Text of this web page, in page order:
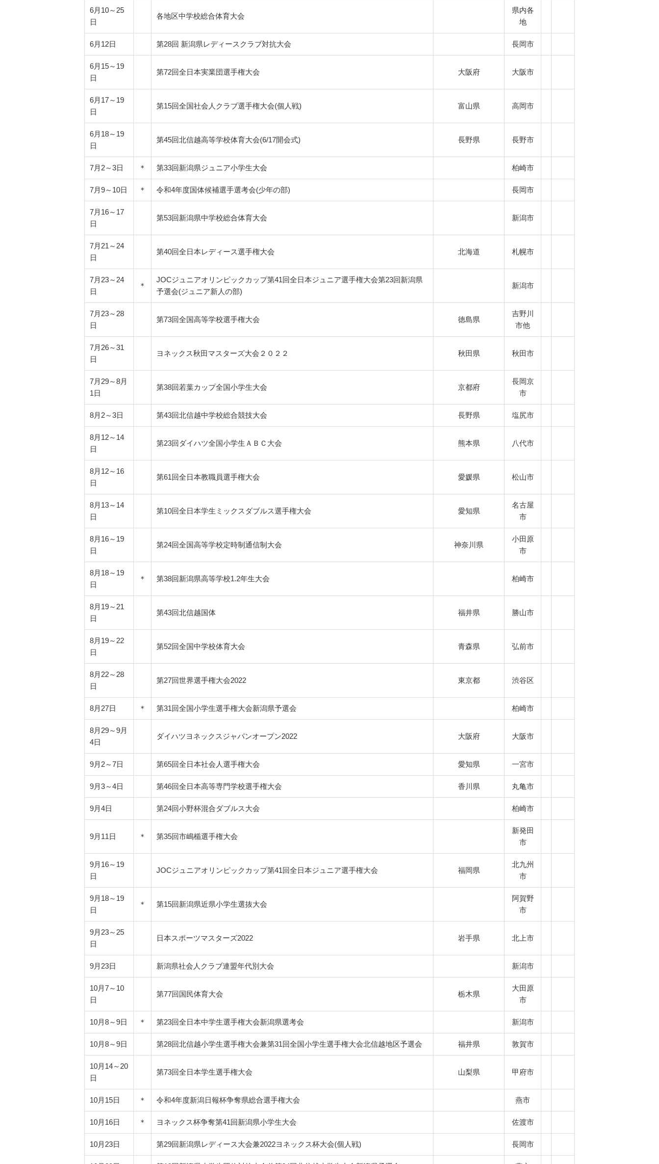
6月10～25
日
各地区中学校総合体育大会
県内各
地
6月12日 第28回 新潟県レディースクラブ対抗大会 長岡市
6月15～19
日
第72回全日本実業団選手権大会 大阪府 大阪市
6月17～19
日
第15回全国社会人クラブ選手権大会(個人戦) 富山県 高岡市
6月18～19
日
第45回北信越高等学校体育大会(6/17開会式) 長野県 長野市
7月2～3日 ＊ 第33回新潟県ジュニア小学生大会 柏崎市
7月9～10日 ＊ 令和4年度国体候補選手選考会(少年の部) 長岡市
7月16～17
日
第53回新潟県中学校総合体育大会 新潟市
7月21～24
日
第40回全日本レディース選手権大会 北海道 札幌市
7月23～24
日
＊
JOCジュニアオリンピックカップ第41回全日本ジュニア選手権大会第23回新潟県
予選会(ジュニア新人の部)
新潟市
7月23～28
日
第73回全国高等学校選手権大会 徳島県
吉野川
市他
7月26～31
日
ヨネックス秋田マスターズ大会２０２２ 秋田県 秋田市
7月29～8月
1日
第38回若葉カップ全国小学生大会 京都府
長岡京
市
8月2～3日 第43回北信越中学校総合競技大会 長野県 塩尻市
8月12～14
日
第23回ダイハツ全国小学生ＡＢＣ大会 熊本県 八代市
8月12～16
日
第61回全日本教職員選手権大会 愛媛県 松山市
8月13～14
日
第10回全日本学生ミックスダブルス選手権大会 愛知県
名古屋
市
8月16～19
日
第24回全国高等学校定時制通信制大会 神奈川県
小田原
市
8月18～19
日
＊ 第38回新潟県高等学校1.2年生大会 柏崎市
8月19～21
日
第43回北信越国体 福井県 勝山市
8月19～22
日
第52回全国中学校体育大会 青森県 弘前市
8月22～28
日
第27回世界選手権大会2022 東京都 渋谷区
8月27日 ＊ 第31回全国小学生選手権大会新潟県予選会 柏崎市
8月29～9月
4日
ダイハツヨネックスジャパンオープン2022 大阪府 大阪市
9月2～7日 第65回全日本社会人選手権大会 愛知県 一宮市
9月3～4日 第46回全日本高等専門学校選手権大会 香川県 丸亀市
9月4日 第24回小野杯混合ダブルス大会 柏崎市
9月11日 ＊ 第35回市嶋楯選手権大会
新発田
市
9月16～19
日
JOCジュニアオリンピックカップ第41回全日本ジュニア選手権大会 福岡県
北九州
市
9月18～19
日
＊ 第15回新潟県近県小学生選抜大会
阿賀野
市
9月23～25
日
日本スポーツマスターズ2022 岩手県 北上市
9月23日 新潟県社会人クラブ連盟年代別大会 新潟市
10月7～10
日
第77回国民体育大会 栃木県
大田原
市
10月8～9日 ＊ 第23回全日本中学生選手権大会新潟県選考会 新潟市
10月8～9日 第28回北信越小学生選手権大会兼第31回全国小学生選手権大会北信越地区予選会 福井県 敦賀市
10月14～20
日
第73回全日本学生選手権大会 山梨県 甲府市
10月15日 ＊ 令和4年度新潟日報杯争奪県総合選手権大会 燕市
10月16日 ＊ ヨネックス杯争奪第41回新潟県小学生大会 佐渡市
10月23日 第29回新潟県レディース大会兼2022ヨネックス杯大会(個人戦) 長岡市